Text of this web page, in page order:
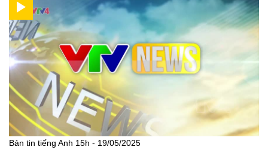
Bản tin tiếng Anh 15h - 19/05/2025